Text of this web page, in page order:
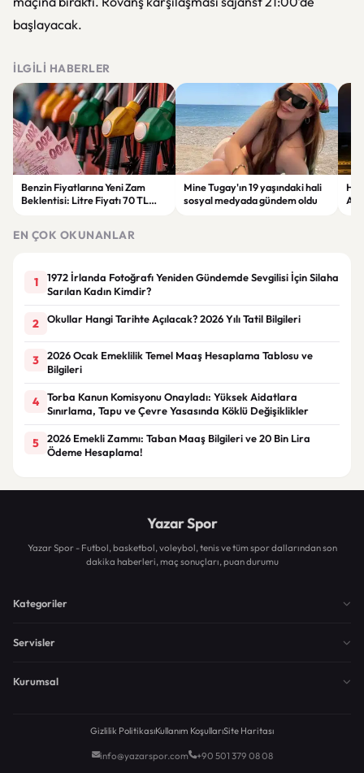
başlayacak.
İLGILI HABERLER
Benzin Fiyatlarına Yeni Zam
Beklentisi: Litre Fiyatı 70 TL
Mine Tugay'ın 19 yaşındaki hali
sosyal medyada gündem oldu
EN ÇOK OKUNANLAR
1
1972 İrlanda Fotoğrafı Yeniden Gündemde Sevgilisi İçin Silaha
Sarılan Kadın Kimdir?
2 Okullar Hangi Tarihte Açılacak? 2026 Yılı Tatil Bilgileri
3
2026 Ocak Emeklilik Temel Maaş Hesaplama Tablosu ve
Bilgileri
4
Torba Kanun Komisyonu Onayladı: Yüksek Aidatlara
Sınırlama, Tapu ve Çevre Yasasında Köklü Değişiklikler
5
2026 Emekli Zammı: Taban Maaş Bilgileri ve 20 Bin Lira
Ödeme Hesaplama!
Yazar Spor
Yazar Spor - Futbol, basketbol, voleybol, tenis ve tüm spor dallarından son
dakika haberleri, maç sonuçları, puan durumu
Kategoriler
Servisler
Kurumsal
Gizlilik PolitikasıKullanım KoşullarıSite Haritası
info@yazarspor.com +90 501 379 08 08